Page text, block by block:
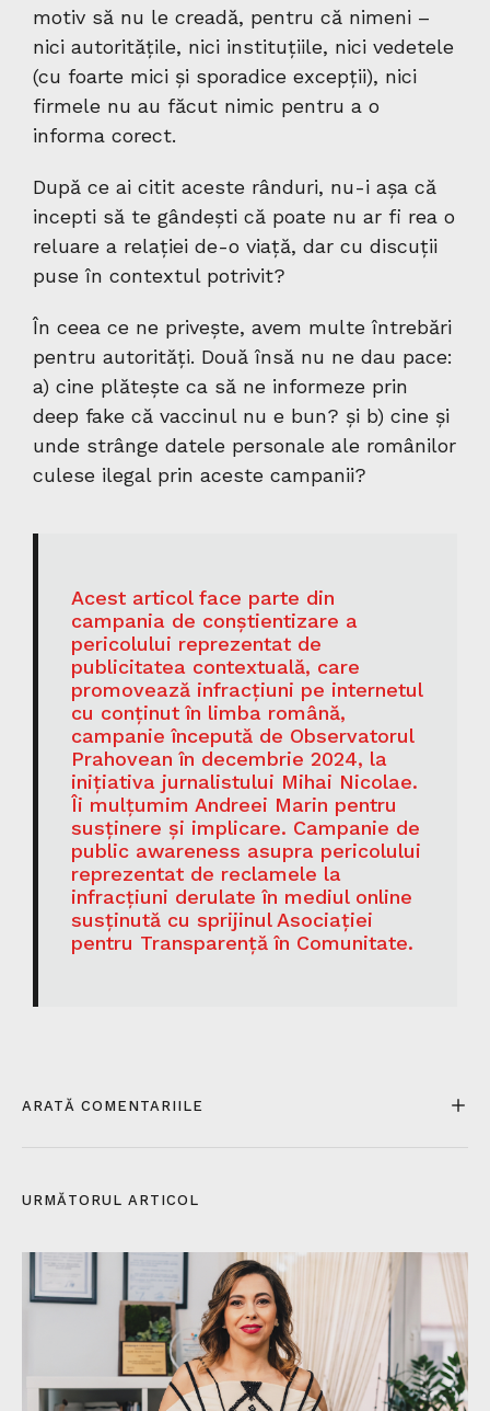
motiv să nu le creadă, pentru că nimeni –
nici autoritățile, nici instituțiile, nici vedetele
(cu foarte mici și sporadice excepții), nici
firmele nu au făcut nimic pentru a o
informa corect.
După ce ai citit aceste rânduri, nu-i așa că
incepti să te gândești că poate nu ar fi rea o
reluare a relației de-o viață, dar cu discuții
puse în contextul potrivit?
În ceea ce ne privește, avem multe întrebări
pentru autorități. Două însă nu ne dau pace:
a) cine plătește ca să ne informeze prin
deep fake că vaccinul nu e bun? și b) cine și
unde strânge datele personale ale românilor
culese ilegal prin aceste campanii?
Acest articol face parte din
campania de conștientizare a
pericolului reprezentat de
publicitatea contextuală, care
promovează infracțiuni pe internetul
cu conținut în limba română,
campanie începută de Observatorul
Prahovean în decembrie 2024, la
inițiativa jurnalistului Mihai Nicolae.
Îi mulțumim Andreei Marin pentru
susținere și implicare. Campanie de
public awareness asupra pericolului
reprezentat de reclamele la
infracțiuni derulate în mediul online
susținută cu sprijinul Asociației
pentru Transparență în Comunitate.
ARATĂ COMENTARIILE
URMĂTORUL ARTICOL​